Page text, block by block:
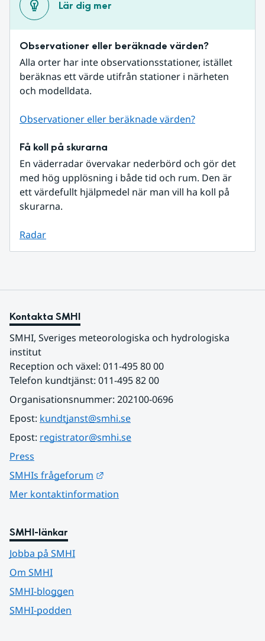
Lär dig mer
Observationer eller beräknade värden?
Alla orter har inte observationsstationer, istället
beräknas ett värde utifrån stationer i närheten
och modelldata.
Observationer eller beräknade värden?
Få koll på skurarna
En väderradar övervakar nederbörd och gör det
med hög upplösning i både tid och rum. Den är
ett värdefullt hjälpmedel när man vill ha koll på
skurarna.
Radar
Kontakta SMHI
SMHI, Sveriges meteorologiska och hydrologiska
institut
Reception och växel: 011-495 80 00
Telefon kundtjänst: 011-495 82 00
Organisationsnummer: 202100-0696
Epost: kundtjanst@smhi.se
Epost: registrator@smhi.se
Press
SMHIs frågeforum
Mer kontaktinformation
SMHI-länkar
Jobba på SMHI
Om SMHI
SMHI-bloggen
SMHI-podden